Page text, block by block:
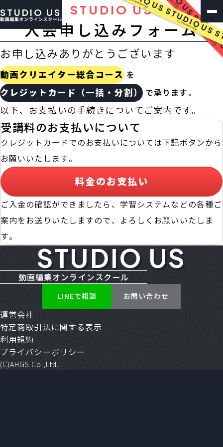
STUDIO US STUDIO US
入会申し込みフォーム
お申し込みありがとうございます
動画クリエイター総合コースを
クレジットカード（一括・分割）で承ります。
以下、お支払いの手続きについてご案内です。
受講料のお支払いについて
クレジットカードでのお支払いについては下記ボタンから
お願いいたします。
料金のお支払い
ご入金の確認ができましたら、学習システムなどの各種ご
案内をお送りいたしますので、よろしくお願いいたしま
す。
STUDIO US
動画編集オンラインスクール
LINEで相談 お問い合わせ
運営会社
特定商取引法に関する表示
利用規約
プライバシーポリシー
(C)AHGS Co.,Ltd.